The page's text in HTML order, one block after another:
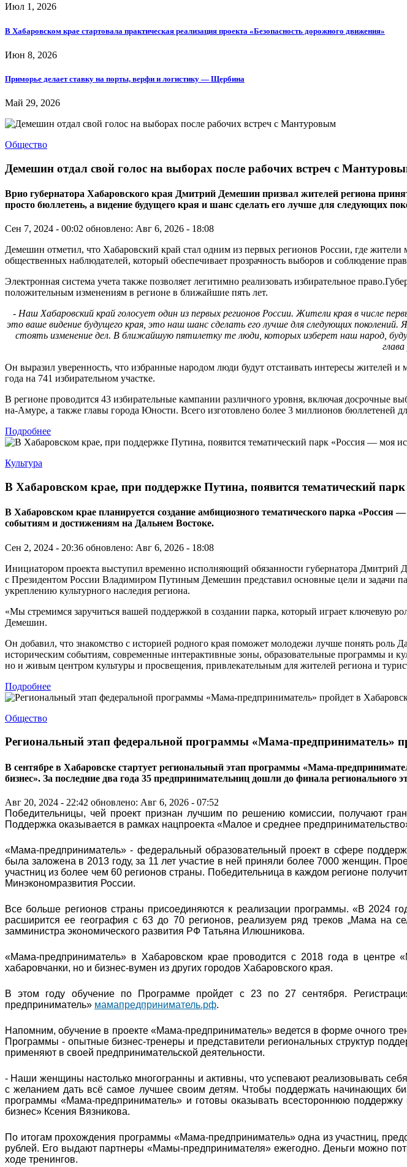
Июл 1, 2026
В Хабаровском крае стартовала практическая реализация проекта «Безопасность дорожного движения»
Июн 8, 2026
Приморье делает ставку на порты, верфи и логистику — Щербина
Май 29, 2026
Общество
Демешин отдал свой голос на выборах после рабочих встреч с
Врио губернатора Хабаровского края Дмитрий Демешин призвал жителей региона
просто бюллетень, а видение будущего края и шанс сделать его лучше для следующих
Сен 7, 2024 - 00:02 обновлено: Авг 6, 2026 - 18:08
Демешин отметил, что Хабаровский край стал одним из первых регионов России, где
общественных наблюдателей, который обеспечивает прозрачность выборов и соблюдение
Электронная система учета также позволяет легитимно реализовать избирательное
положительным изменениям в регионе в ближайшие пять лет.
- Наш Хабаровский край голосует один из первых регионов России. Жители края в числе
это ваше видение будущего края, это наш шанс сделать его лучше для следующих
стоять изменение дел. В ближайшую пятилетку те люди, которых изберет наш народ,
Он выразил уверенность, что избранные народом люди будут отстаивать интересы жителей
года на 741 избирательном участке.
В регионе проводится 43 избирательные кампании различного уровня, включая досрочные
на-Амуре, а также главы города Юности. Всего изготовлено более 3 миллионов бюллетеней
Подробнее
Культура
В Хабаровском крае, при поддержке Путина, появится тематический
В Хабаровском крае планируется создание амбициозного тематического парка
событиям и достижениям на Дальнем Востоке.
Сен 2, 2024 - 20:36 обновлено: Авг 6, 2026 - 18:08
Инициатором проекта выступил временно исполняющий обязанности губернатора Дмитрий
с Президентом России Владимиром Путиным Демешин представил основные цели и задачи
укреплению культурного наследия региона.
«Мы стремимся заручиться вашей поддержкой в создании парка, который играет ключевую
Демешин.
Он добавил, что знакомство с историей родного края поможет молодежи лучше понять
историческим событиям, современные интерактивные зоны, образовательные программы и
но и живым центром культуры и просвещения, привлекательным для жителей региона и
Подробнее
Общество
Региональный этап федеральной программы «Мама-предприниматель»
В сентябре в Хабаровске стартует региональный этап программы «Мама-
бизнес». За последние два года 35 предпринимательниц дошли до финала регионального
Авг 20, 2024 - 22:42 обновлено: Авг 6, 2026 - 07:52
Победительницы, чей проект признан лучшим по решению комиссии, получают
Поддержка оказывается в рамках нацпроекта «Малое и среднее
«Мама-предприниматель» - федеральный образовательный проект в сфере
была заложена в 2013 году, за 11 лет участие в ней приняли более 7000 женщин.
участниц из более чем 60 регионов страны. Победительница в каждом регионе
Минэкономразвития России.
Все больше регионов страны присоединяются к реализации программы. «В 2024
расширится ее география с 63 до 70 регионов, реализуем ряд треков „Мама на
замминистра экономического развития РФ Татьяна Илюшникова.
«Мама-предприниматель» в Хабаровском крае проводится с 2018 года в центре
хабаровчанки, но и бизнес-вумен из других городов Хабаровского края.
В этом году обучение по Программе пройдет с 23 по 27 сентября.
предприниматель» мамапредприниматель.рф.
Напомним, обучение в проекте «Мама-предприниматель» ведется в форме очного
Программы - опытные бизнес-тренеры и представители региональных структур
применяют в своей предпринимательской деятельности.
- Наши женщины настолько многогранны и активны, что успевают реализовывать
с желанием дать всё самое лучшее своим детям. Чтобы поддержать начинающих
программы «Мама-предприниматель» и готовы оказывать всестороннюю
бизнес» Ксения Вязникова.
По итогам прохождения программы «Мама-предприниматель» одна из участниц,
рублей. Его выдают партнеры «Мамы-предпринимателя» ежегодно. Деньги можно
ходе тренингов.